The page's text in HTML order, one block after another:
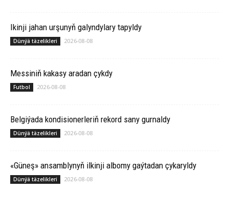
Ikinji jahan urşunyň galyndylary tapyldy
Dünýä täzelikleri 2026-08-08
Messiniň kakasy aradan çykdy
Futbol 2026-08-08
Belgiýada kondisionerleriň rekord sany gurnaldy
Dünýä täzelikleri 2026-08-08
«Güneş» ansamblynyň ilkinji albomy gaýtadan çykaryldy
Dünýä täzelikleri 2026-08-08